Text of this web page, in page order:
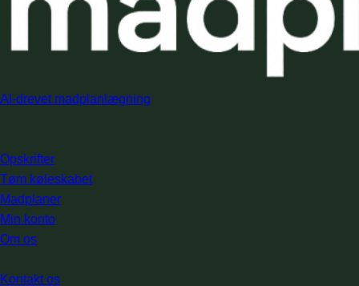
AI-drevet madplanlægning
Opskrifter
Tøm køleskabet
Madplaner
Min konto
Om os
Kontakt os